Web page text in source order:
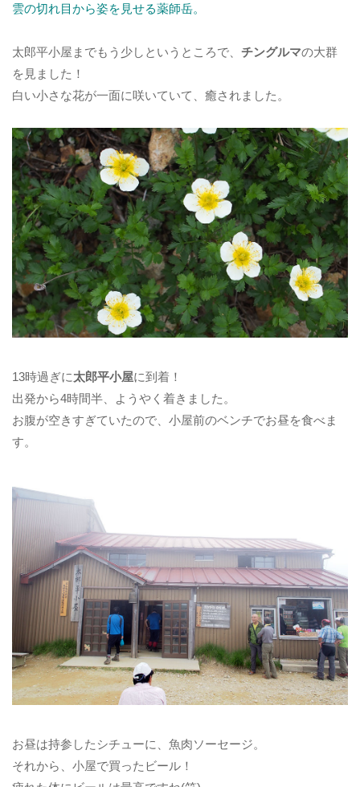
雲の切れ目から姿を見せる薬師岳。
太郎平小屋までもう少しというところで、 チングルマの大群
を見ました！
白い小さな花が一面に咲いていて、癒されました。
13時過ぎに太郎平小屋に到着！
出発から4時間半、ようやく着きました。
お腹が空きすぎていたので、小屋前のベンチでお昼を食べま
す。
お昼は持参したシチューに、魚肉ソーセージ。
それから、小屋で買ったビール！